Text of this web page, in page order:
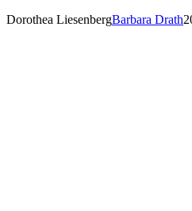
Dorothea LiesenbergBarbara Drath